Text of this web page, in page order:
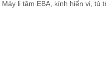
li tâm EBA, kính hiển vi, tủ